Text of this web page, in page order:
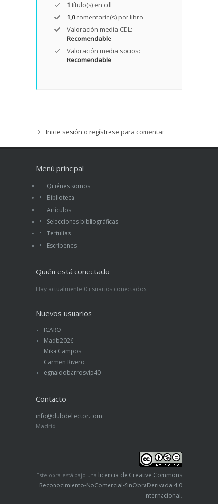
1 título(s) en cdl
1,0comentario(s) por libro
Valoración media CDL:
Recomendable
Valoración media socios:
Recomendable
Inicie sesión o regístrese para comentar
Menú principal
Quiénes somos
Biblioteca
Artículos
Selecciones bibliográficas
Tertulias
Escríbenos
Quién está conectado
Hay actualmente 0 usuarios conectados.
Nuevos usuarios
ICARO
Madb2026
Mika Campos
Carmen Rivero
egnaldobarrosvip40
Contacto
info@clubdellector.com
Madrid
Este obra está bajo una licencia de Creative Commons
Reconocimiento-NoComercial-SinObraDerivada 4.0
Internacional